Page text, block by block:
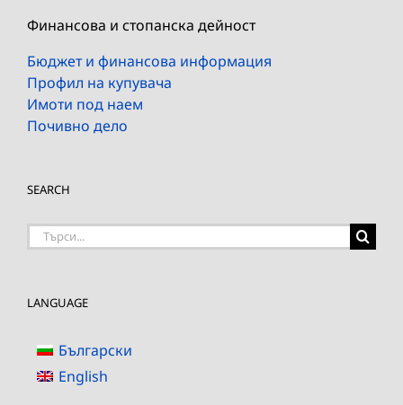
Финансова и стопанска дейност
Бюджет и финансова информация
Профил на купувача
Имоти под наем
Почивно дело
SEARCH
Търсене
LANGUAGE
Български
English